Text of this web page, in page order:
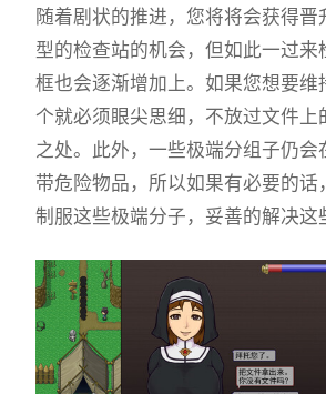
随着剧状的推进，您将将会获得晋
型的检查站的机会，但如此一过来
框也会逐渐增加上。如果您想要维
个就必须眼尖思细，不放过文件上
之处。此外，一些极端分组子仍会
带危险物品，所以如果有必要的话
制服这些极端分子，妥善的解决这